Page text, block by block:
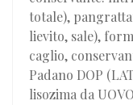
totale),
lievito, sale),
caglio,
Padano DOP
lisozima da